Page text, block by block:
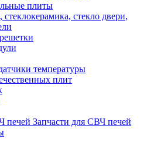
плиты
стеклокерамика, стекло двери,
температуры
плит
Запчасти для СВЧ печей